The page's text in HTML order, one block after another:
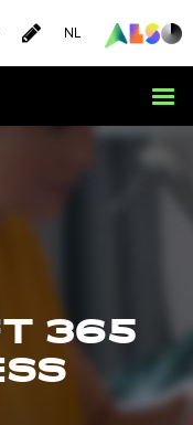
NL
365